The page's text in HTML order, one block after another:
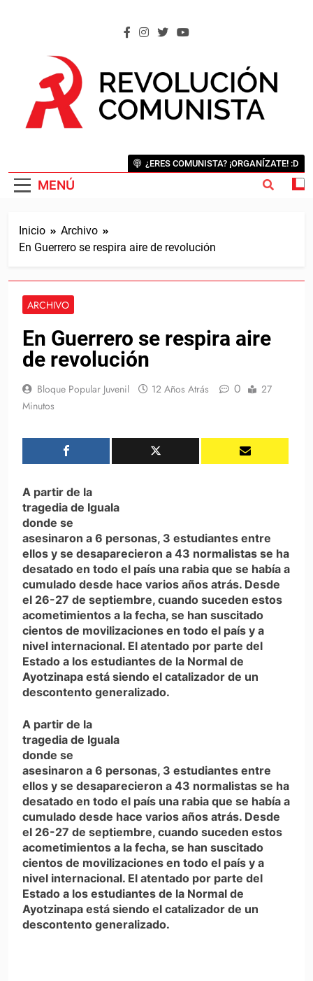
MENÚ
¿ERES COMUNISTA? ¡ORGANÍZATE! :D
Inicio
Archivo
En Guerrero se respira aire de revolución
ARCHIVO
En Guerrero se respira aire
de revolución
Bloque Popular Juvenil 12 Años Atrás 0
27
Minutos
A partir de la
tragedia de Iguala
donde se
asesinaron a 6 personas, 3 estudiantes entre
ellos y se desaparecieron a 43 normalistas se ha
desatado en todo el país una rabia que se había a
cumulado desde hace varios años atrás. Desde
el 26-27 de septiembre, cuando suceden estos
acometimientos a la fecha, se han suscitado
cientos de movilizaciones en todo el país y a
nivel internacional. El atentado por parte del
Estado a los estudiantes de la Normal de
Ayotzinapa está siendo el catalizador de un
descontento generalizado.
A partir de la
tragedia de Iguala
donde se
asesinaron a 6 personas, 3 estudiantes entre
ellos y se desaparecieron a 43 normalistas se ha
desatado en todo el país una rabia que se había a
cumulado desde hace varios años atrás. Desde
el 26-27 de septiembre, cuando suceden estos
acometimientos a la fecha, se han suscitado
cientos de movilizaciones en todo el país y a
nivel internacional. El atentado por parte del
Estado a los estudiantes de la Normal de
Ayotzinapa está siendo el catalizador de un
descontento generalizado.